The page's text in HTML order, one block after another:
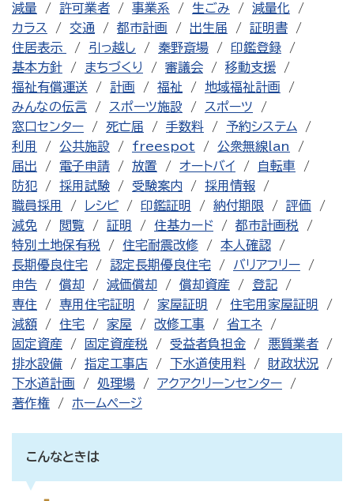
減量
許可業者 事業系 生ごみ
減量化
カラス
交通 都市計画 出生届
証明書
住居表示
引っ越し 秦野斎場
印鑑登録
基本方針
まちづくり 審議会
移動支援
福祉有償運送
計画 福祉
地域福祉計画
みんなの伝言
スポーツ施設
スポーツ
窓口センター
死亡届 手数料
予約システム
利用
公共施設 freespot
公衆無線lan
届出
電子申請 放置 オートバイ
自転車
防犯
採用試験 受験案内
採用情報
職員採用
レシピ 印鑑証明 納付期限
評価
減免
閲覧 証明 住基カード
都市計画税
特別土地保有税
住宅耐震改修
本人確認
長期優良住宅
認定長期優良住宅
バリアフリー
申告
償却 減価償却 償却資産
登記
専住
専用住宅証明 家屋証明
住宅用家屋証明
減額
住宅 家屋 改修工事
省エネ
固定資産
固定資産税 受益者負担金
悪質業者
排水設備
指定工事店 下水道使用料
財政状況
下水道計画
処理場
アクアクリーンセンター
著作権
ホームページ
こんなときは